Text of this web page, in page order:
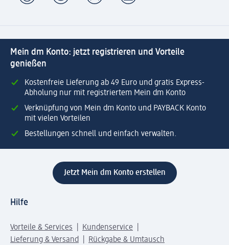
Mein dm Konto: jetzt registrieren und Vorteile
genießen
Kostenfreie Lieferung ab 49 Euro und gratis Express-
Abholung nur mit registriertem Mein dm Konto
Verknüpfung von Mein dm Konto und PAYBACK Konto
mit vielen Vorteilen
Bestellungen schnell und einfach verwalten.
Jetzt Mein dm Konto erstellen
Hilfe
Vorteile & Services
Kundenservice
Lieferung & Versand
Rückgabe & Umtausch